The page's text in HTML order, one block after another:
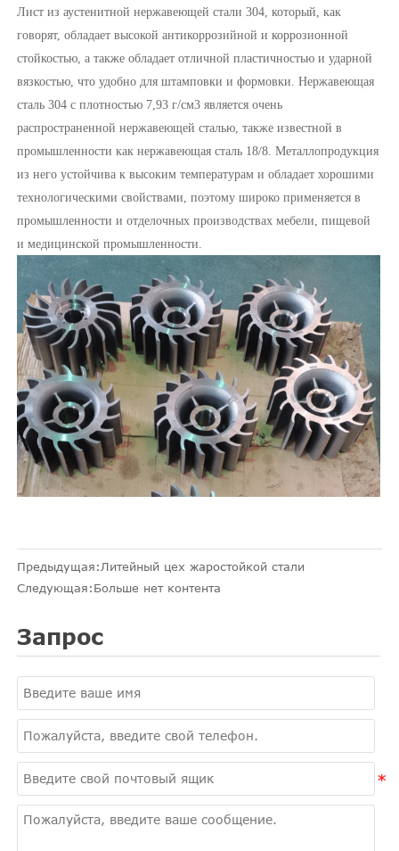
Лист из аустенитной нержавеющей стали 304, который, как
говорят, обладает высокой антикоррозийной и коррозионной
стойкостью, а также обладает отличной пластичностью и ударной
вязкостью, что удобно для штамповки и формовки. Нержавеющая
сталь 304 с плотностью 7,93 г/см3 является очень
распространенной нержавеющей сталью, также известной в
промышленности как нержавеющая сталь 18/8. Металлопродукция
из него устойчива к высоким температурам и обладает хорошими
технологическими свойствами, поэтому широко применяется в
промышленности и отделочных производствах мебели, пищевой
и медицинской промышленности.
Предыдущая:Литейный цех жаростойкой стали
Следующая:Больше нет контента
Запрос